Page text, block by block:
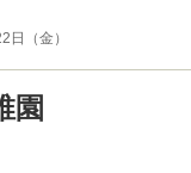
日（金）
園